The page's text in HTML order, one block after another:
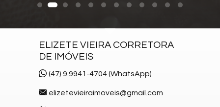
Playground
Bicicletário
Câmeras de Segurança
Gás Central
Deck Molhado
ELIZETE VIEIRA CORRETORA
DE IMÓVEIS
(47) 9.9941-4704 (WhatsApp)
elizetevieiraimoveis@gmail.com